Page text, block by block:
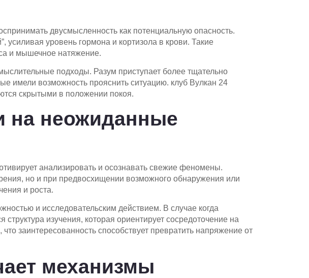
двусмысленность как потенциальную опасность.
усиливая уровень гормона и кортизола в крови. Такие
и мышечное натяжение.
подходы. Разум приступает более тщательно
имели возможность прояснить ситуацию. клуб Вулкан 24
скрытыми в положении покоя.
на неожиданные
анализировать и осознавать свежие феномены.
но и при предвосхищении возможного обнаружения или
и роста.
и исследовательским действием. В случае когда
изучения, которая ориентирует сосредоточение на
заинтересованность способствует превратить напряжение от
механизмы